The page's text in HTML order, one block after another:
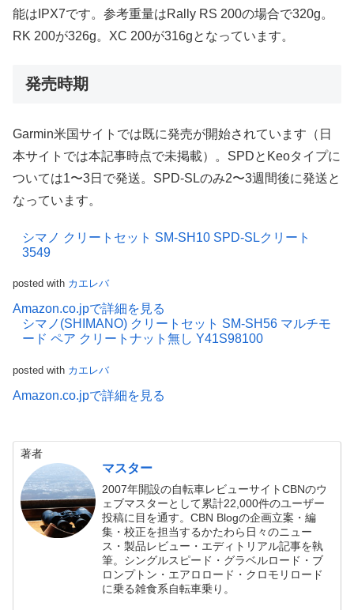
能はIPX7です。参考重量はRally RS 200の場合で320g。
RK 200が326g。XC 200が316gとなっています。
発売時期
Garmin米国サイトでは既に発売が開始されています（日
本サイトでは本記事時点で未掲載）。SPDとKeoタイプに
ついては1〜3日で発送。SPD-SLのみ2〜3週間後に発送と
なっています。
シマノ クリートセット SM-SH10 SPD-SLクリート
3549
posted with カエレバ
Amazon.co.jpで詳細を見る
シマノ(SHIMANO) クリートセット SM-SH56 マルチモ
ード ペア クリートナット無し Y41S98100
posted with カエレバ
Amazon.co.jpで詳細を見る
著者
マスター
2007年開設の自転車レビューサイトCBNのウ
ェブマスターとして累計22,000件のユーザー
投稿に目を通す。CBN Blogの企画立案・編
集・校正を担当するかたわら日々のニュー
ス・製品レビュー・エディトリアル記事を執
筆。シングルスピード・グラベルロード・ブ
ロンプトン・エアロロード・クロモリロード
に乗る雑食系自転車乗り。